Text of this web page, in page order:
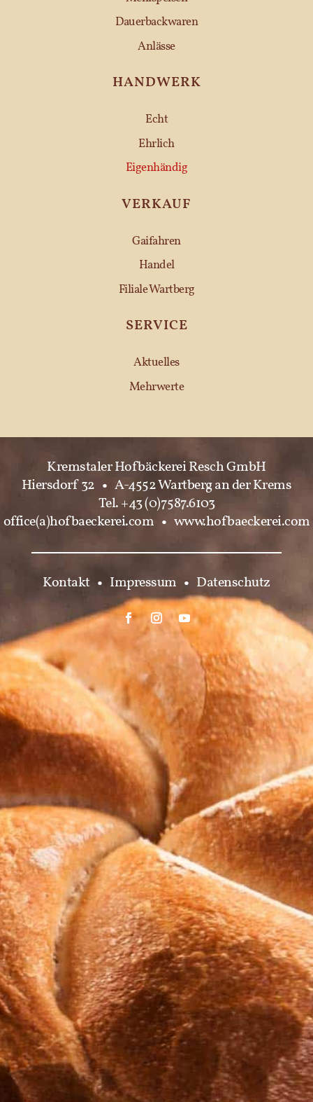
Dauerbackwaren
Anlässe
HANDWERK
Echt
Ehrlich
Eigenhändig
VERKAUF
Gaifahren
Handel
Filiale Wartberg
SERVICE
Aktuelles
Mehrwerte
Kremstaler Hofbäckerei Resch GmbH
Hiersdorf 32 • A-4552 Wartberg an der Krems
Tel. +43 (0)7587.6103
office(a)hofbaeckerei.com • www.hofbaeckerei.com
Kontakt • Impressum • Datenschutz